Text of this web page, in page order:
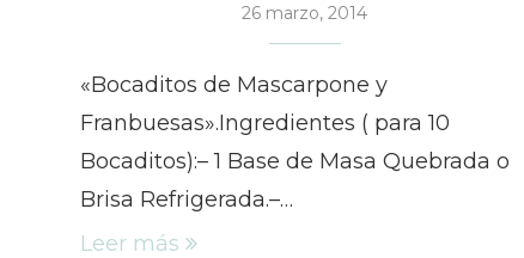
26 marzo, 2014
«Bocaditos de Mascarpone y
Franbuesas».Ingredientes ( para 10
Bocaditos):– 1 Base de Masa Quebrada o
Brisa Refrigerada.–…
Leer más